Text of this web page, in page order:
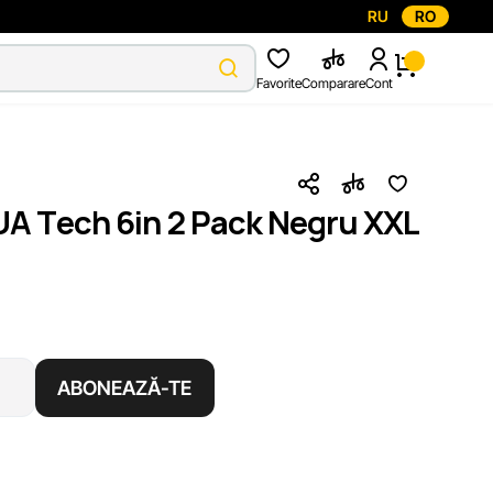
RU RO
FavoriteComparareCont
Tech 6in 2 Pack Negru XXL
ABONEAZĂ-TE